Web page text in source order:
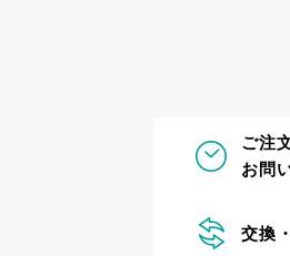
ご注
お問
交換